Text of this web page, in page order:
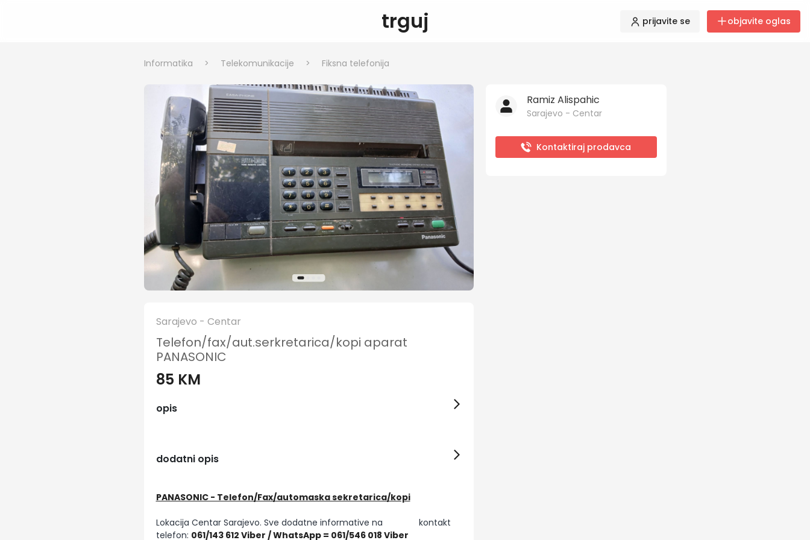
trguj prijavite se objavite oglas
Informatika > Telekomunikacije > Fiksna telefonija
Sarajevo - Centar
Telefon/fax/aut.serkretarica/kopi aparat
PANASONIC
85 KM
opis
dodatni opis
PANASONIC - Telefon/Fax/automaska sekretarica/kopi
Lokacija Centar Sarajevo. Sve dodatne informative na kontakt
telefon: 061/143 612 Viber / WhatsApp = 061/546 018 Viber
Ramiz Alispahic
Sarajevo - Centar
Kontaktiraj prodavca